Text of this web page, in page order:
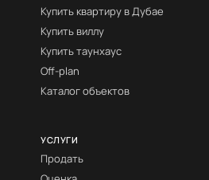
Купить квартиру в Дубае
Купить виллу
Купить таунхаус
Off-plan
Каталог объектов
УСЛУГИ
Продать